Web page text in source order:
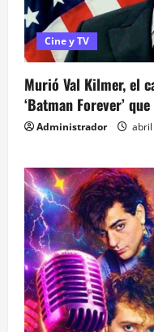
Cine y TV
Murió Val Kilmer, el
‘Batman Forever’
Administrador abril